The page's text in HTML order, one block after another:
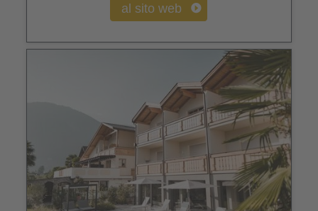
al sito web